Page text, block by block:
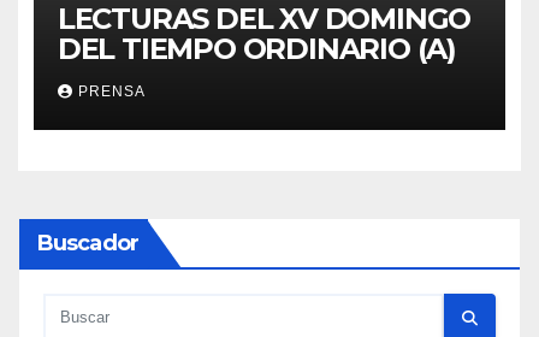
LECTURAS DEL XV DOMINGO
DEL TIEMPO ORDINARIO (A)
PRENSA
Buscador